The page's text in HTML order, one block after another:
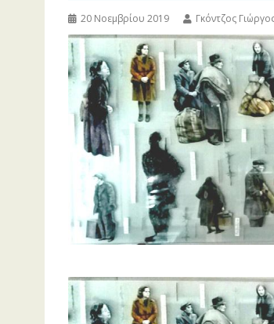
20 Νοεμβρίου 2019 Γκόντζος